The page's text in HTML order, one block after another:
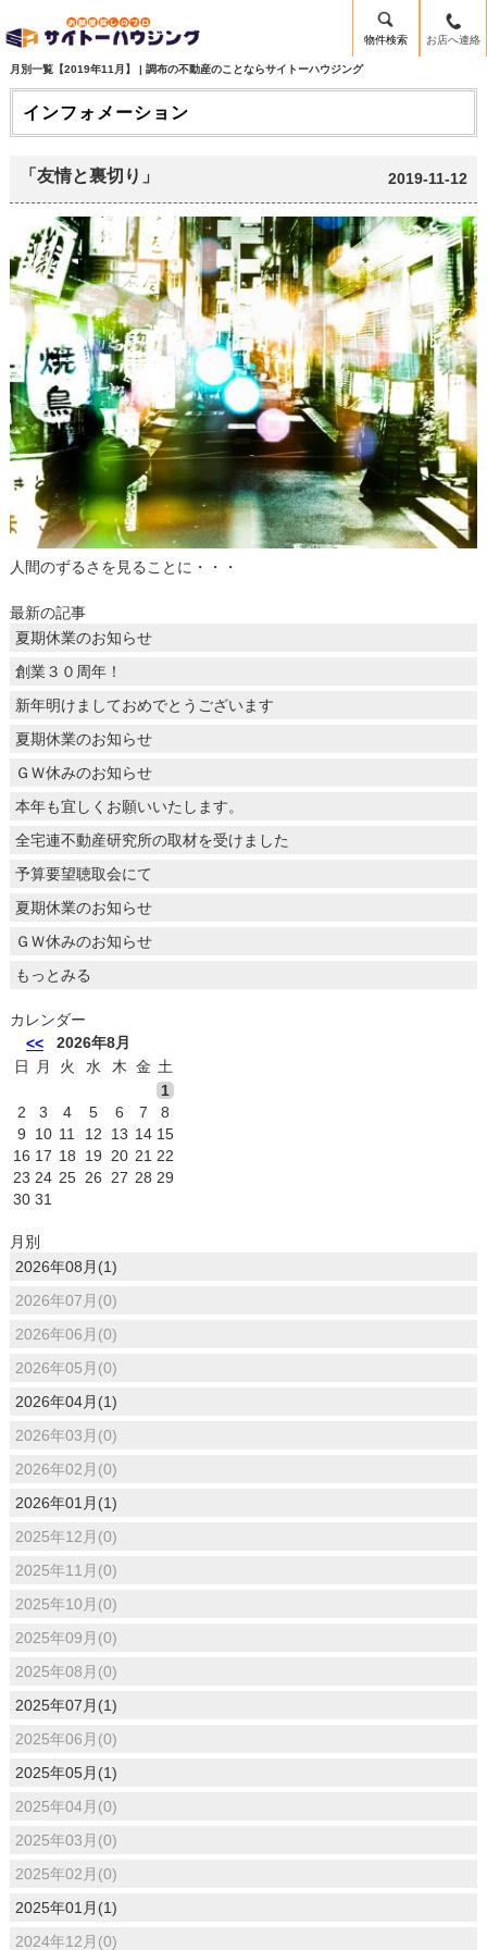
物件検索 お店へ連絡
月別一覧【2019年11月】 | 調布の不動産のことならサイトーハウジング
インフォメーション
「友情と裏切り」 2019-11-12
人間のずるさを見ることに・・・
最新の記事
夏期休業のお知らせ
創業３０周年！
新年明けましておめでとうございます
夏期休業のお知らせ
ＧＷ休みのお知らせ
本年も宜しくお願いいたします。
全宅連不動産研究所の取材を受けました
予算要望聴取会にて
夏期休業のお知らせ
ＧＷ休みのお知らせ
もっとみる
カレンダー
<<
2026年8月
日
月 火 水 木 金 土
1
2
3 4 5 6 7
8
9
10 11 12 13 14 15
16 17 18 19 20 21 22
23 24 25 26 27 28 29
30 31
月別
2026年08月(1)
2026年07月(0)
2026年06月(0)
2026年05月(0)
2026年04月(1)
2026年03月(0)
2026年02月(0)
2026年01月(1)
2025年12月(0)
2025年11月(0)
2025年10月(0)
2025年09月(0)
2025年08月(0)
2025年07月(1)
2025年06月(0)
2025年05月(1)
2025年04月(0)
2025年03月(0)
2025年02月(0)
2025年01月(1)
2024年12月(0)